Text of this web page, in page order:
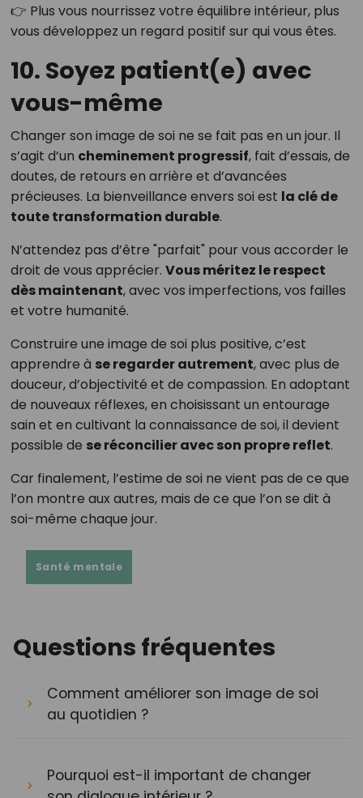
👉 Plus vous nourrissez votre équilibre intérieur, plus
vous développez un regard positif sur qui vous êtes.
10. Soyez patient(e) avec
vous-même
Changer son image de soi ne se fait pas en un jour. Il
s’agit d’un cheminement progressif, fait d’essais, de
doutes, de retours en arrière et d’avancées
précieuses. La bienveillance envers soi est la clé de
toute transformation durable.
N’attendez pas d’être "parfait" pour vous accorder le
droit de vous apprécier. Vous méritez le respect
dès maintenant, avec vos imperfections, vos failles
et votre humanité.
Construire une image de soi plus positive, c’est
apprendre à se regarder autrement, avec plus de
douceur, d’objectivité et de compassion. En adoptant
de nouveaux réflexes, en choisissant un entourage
sain et en cultivant la connaissance de soi, il devient
possible de se réconcilier avec son propre reflet.
Car finalement, l’estime de soi ne vient pas de ce que
l’on montre aux autres, mais de ce que l’on se dit à
soi-même chaque jour.
Santé mentale
Questions fréquentes
Comment améliorer son image de soi
au quotidien ?
Pourquoi est-il important de changer